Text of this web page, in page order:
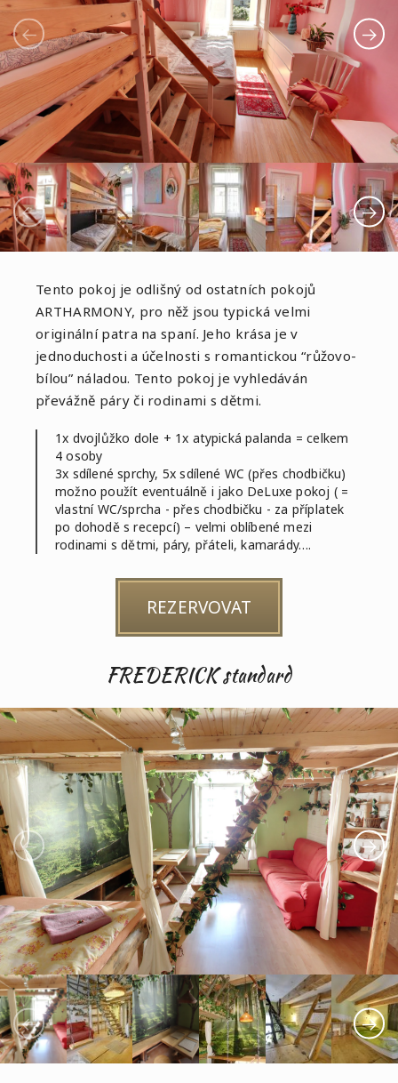
Tento pokoj je odlišný od ostatních pokojů
ARTHARMONY, pro něž jsou typická velmi
originální patra na spaní. Jeho krása je v
jednoduchosti a účelnosti s romantickou “růžovo-
bílou” náladou. Tento pokoj je vyhledáván
převážně páry či rodinami s dětmi.
1x dvojlůžko dole + 1x atypická palanda = celkem
4 osoby
3x sdílené sprchy, 5x sdílené WC (přes chodbičku)
možno použít eventuálně i jako DeLuxe pokoj ( =
vlastní WC/sprcha - přes chodbičku - za příplatek
po dohodě s recepcí) – velmi oblíbené mezi
rodinami s dětmi, páry, přáteli, kamarády….
REZERVOVAT
FREDERICK standard